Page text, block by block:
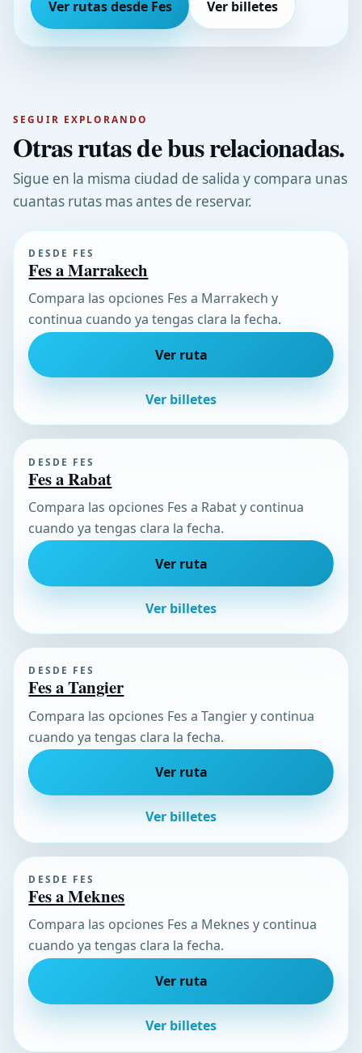
Ver rutas desde Fes Ver billetes
SEGUIR EXPLORANDO
Otras rutas de bus relacionadas.
Sigue en la misma ciudad de salida y compara unas
cuantas rutas mas antes de reservar.
DESDE FES
Fes a Marrakech
Compara las opciones Fes a Marrakech y
continua cuando ya tengas clara la fecha.
Ver ruta
Ver billetes
DESDE FES
Fes a Rabat
Compara las opciones Fes a Rabat y continua
cuando ya tengas clara la fecha.
Ver ruta
Ver billetes
DESDE FES
Fes a Tangier
Compara las opciones Fes a Tangier y continua
cuando ya tengas clara la fecha.
Ver ruta
Ver billetes
DESDE FES
Fes a Meknes
Compara las opciones Fes a Meknes y continua
cuando ya tengas clara la fecha.
Ver ruta
Ver billetes